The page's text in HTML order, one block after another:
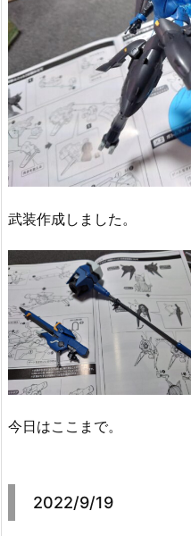
武装作成しました。
今日はここまで。
2022/9/19